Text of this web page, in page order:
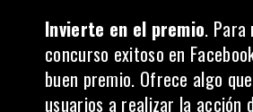
Invierte en el premio. Para
concurso exitoso en
buen premio. Ofrece algo
usuarios a realizar la acción